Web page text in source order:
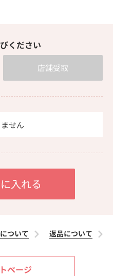
ください
店舗受取
せん
ついて 返品について
ページ